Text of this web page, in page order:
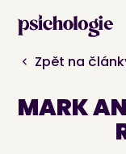
Zpět na
MARK